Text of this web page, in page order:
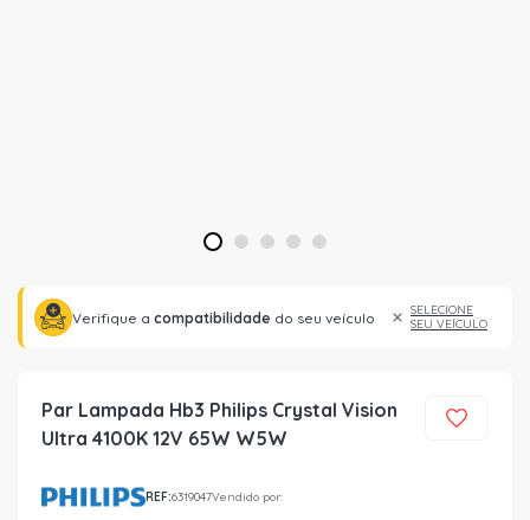
1 2 3 4 5
Verifique a compatibilidade do seu veículo
SELECIONE
SEU VEÍCULO
Par Lampada Hb3 Philips Crystal Vision
Ultra 4100K 12V 65W W5W
REF:6319047Vendido por: